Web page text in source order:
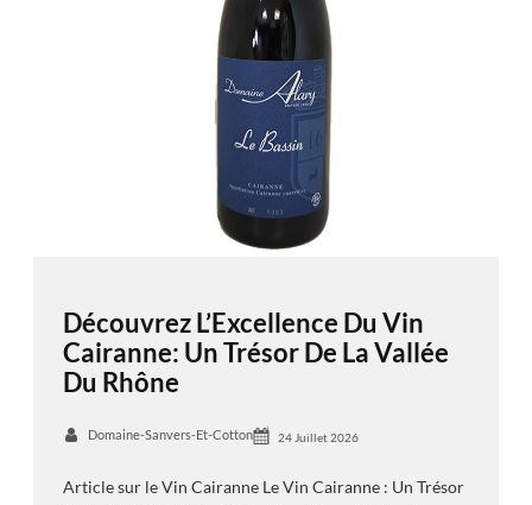
Découvrez L’Excellence Du Vin
Cairanne: Un Trésor De La Vallée
Du Rhône
Domaine-Sanvers-Et-Cotton 24 Juillet 2026
Article sur le Vin Cairanne Le Vin Cairanne : Un Trésor